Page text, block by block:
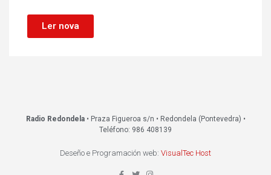
Ler nova
Radio Redondela• Praza Figueroa s/n • Redondela (Pontevedra) •
Teléfono: 986 408139
Deseño e Programación web: VisualTec Host